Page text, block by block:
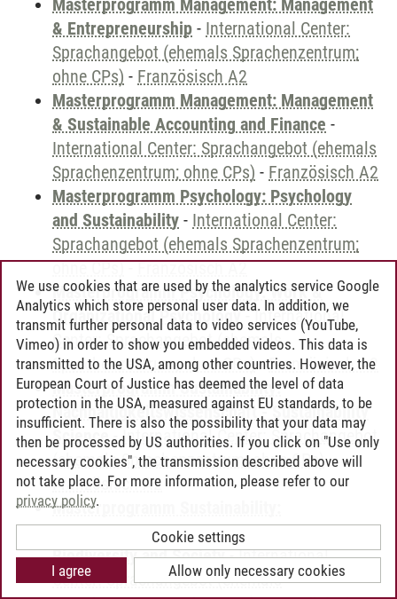
Masterprogramm Management: Management
& Entrepreneurship - International Center:
Sprachangebot (ehemals Sprachenzentrum;
ohne CPs) - Französisch A2
Masterprogramm Management: Management
& Sustainable Accounting and Finance -
International Center: Sprachangebot (ehemals
Sprachenzentrum; ohne CPs) - Französisch A2
Masterprogramm Psychology: Psychology
and Sustainability - International Center:
Sprachangebot (ehemals Sprachenzentrum;
ohne CPs)-Französisch A2
Masterprogramm Psychology: Work &
Organizational Psychology-International
Center: Sprachangebot (ehemals
Sprachenzentrum; ohne CPs)-Französisch A2
Masterprogramm Sustainability:
Nachhaltigkeitswissenschaft - Sustainability
Science-International Center: Sprachangebot
(ehemals Sprachenzentrum; ohne CPs)-
Französisch A2
Masterprogramm Sustainability:
Sustainability Science: Ecosystems,
Biodiversity and Society-International
Center: Sprachangebot (ehemals
We use cookies that are used by the analytics service Google
Analytics which store personal user data. In addition, we
transmit further personal data to video services (YouTube,
Vimeo) in order to show you embedded videos. This data is
transmitted to the USA, among other countries. However, the
European Court of Justice has deemed the level of data
protection in the USA, measured against EU standards, to be
insufficient. There is also the possibility that your data may
then be processed by US authorities. If you click on "Use only
necessary cookies", the transmission described above will
not take place. For more information, please refer to our
privacy policy.
Cookie settings
Allow only necessary cookies
I agree